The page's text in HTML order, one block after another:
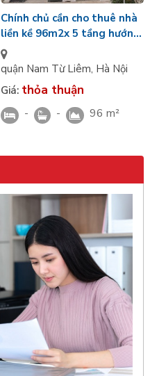
Chính chủ cần cho thuê nhà
liền kề 96m2x 5 tầng hướng
Tây Nam, KĐT Louis City
Đại Mỗ
quận Nam Từ Liêm, Hà Nội
Giá: thỏa thuận
- - 96 m²